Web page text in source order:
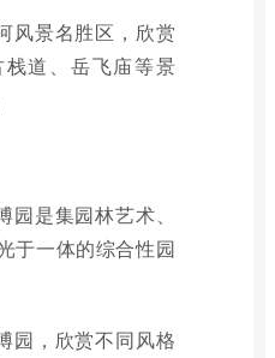
风景名胜区，欣赏
道、岳飞庙等景
园是集园林艺术、
于一体的综合性园
园，欣赏不同风格